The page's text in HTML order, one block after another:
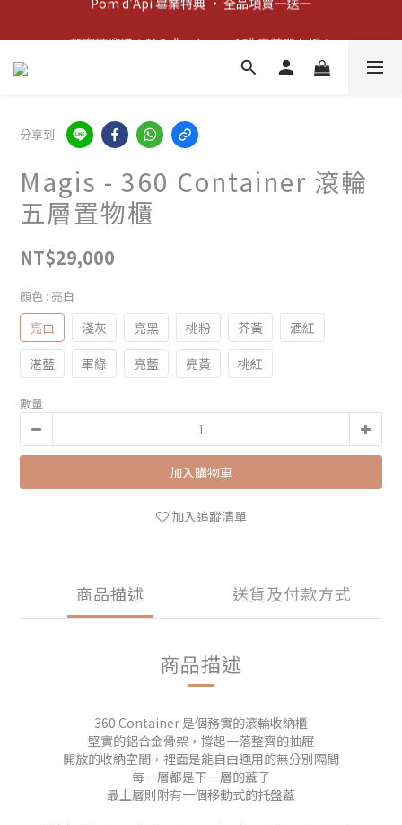
新客歡迎禮：輸入 "welcome10" 享首單九折！
分享到
Magis - 360 Container 滾輪
五層置物櫃
NT$29,000
顏色 : 亮白
亮白 淺灰 亮黑 桃粉 芥黃
酒紅
湛藍
軍綠 亮藍 亮黃 桃紅
數量
加入購物車
加入追蹤清單
商品描述 送貨及付款方式
商品描述
360 Container 是個務實的滾輪收納櫃
堅實的鋁合金骨架，撐起一落整齊的抽屜
開放的收納空間，裡面是能自由運用的無分別隔間
每一層都是下一層的蓋子
最上層則附有一個移動式的托盤蓋